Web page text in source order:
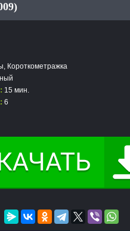
, Короткометражка
15 мин.
6